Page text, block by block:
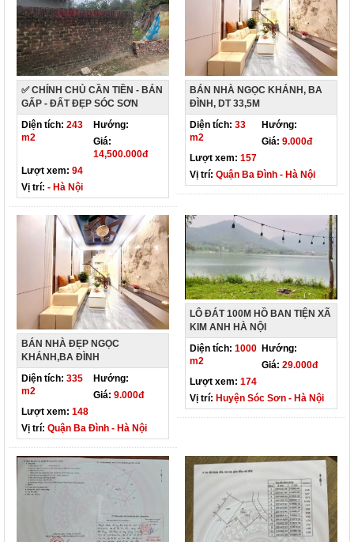
✅ CHÍNH CHỦ CẦN TIỀN - BÁN
GẤP - ĐẤT ĐẸP SÓC SƠN
Diện tích: 243
m2
Hướng:
Giá:
14,500.000đ
Lượt xem: 94
Vị trí: - Hà Nội
BÁN NHÀ NGỌC KHÁNH, BA
ĐÌNH, DT 33,5M
Diện tích: 33
m2
Hướng:
Giá: 9.000đ
Lượt xem: 157
Vị trí: Quận Ba Đình - Hà Nội
BÁN NHÀ ĐẸP NGỌC
KHÁNH,BA ĐÌNH
Diện tích: 335
m2
Hướng:
Giá: 9.000đ
Lượt xem: 148
Vị trí: Quận Ba Đình - Hà Nội
LÔ ĐÁT 100M HỒ BAN TIỆN XÃ
KIM ANH HÀ NỘI
Diện tích: 1000
m2
Hướng:
Giá: 29.000đ
Lượt xem: 174
Vị trí: Huyện Sóc Sơn - Hà Nội